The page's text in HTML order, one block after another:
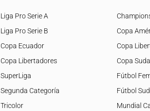
Liga Pro Serie A
Liga Pro Serie B
Copa Ecuador
Copa Libertadores
SuperLiga
Segunda Categoría
Tricolor
Copa
Copa
Copa
Fútbol
Fútbol
Mundial